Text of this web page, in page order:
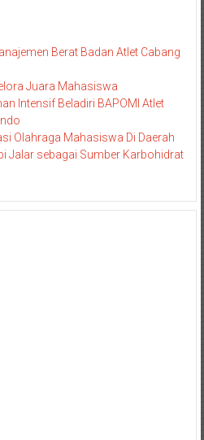
Berat Badan Atlet Cabang
Juara Mahasiswa
Intensif Beladiri BAPOMI Atlet
Olahraga Mahasiswa Di Daerah
Jalar sebagai Sumber Karbohidrat